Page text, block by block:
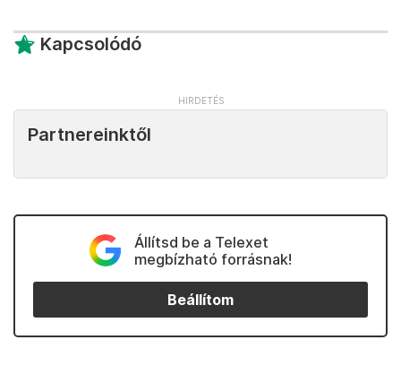
Kapcsolódó
Partnereinktől
Állítsd be a Telexet
megbízható forrásnak!
Beállítom